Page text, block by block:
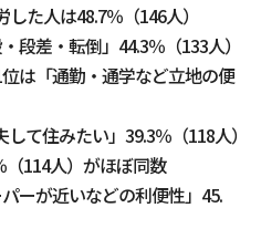
た人は48.7％（146人）
段差・転倒」44.3％（133人）
は「通勤・通学など立地の便
て住みたい」39.3％（118人）
114人）がほぼ同数
ーが近いなどの利便性」45.